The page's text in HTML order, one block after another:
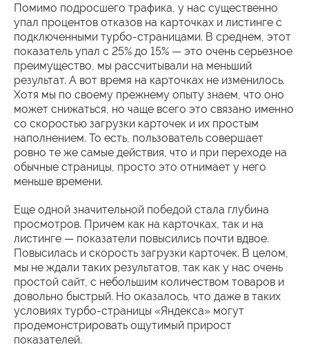
Помимо подросшего трафика, у нас существенно
упал процентов отказов на карточках и листинге с
подключенными турбо-страницами. В среднем, этот
показатель упал с 25% до 15% — это очень серьезное
преимущество, мы рассчитывали на меньший
результат. А вот время на карточках не изменилось.
Хотя мы по своему прежнему опыту знаем, что оно
может снижаться, но чаще всего это связано именно
со скоростью загрузки карточек и их простым
наполнением. То есть, пользователь совершает
ровно те же самые действия, что и при переходе на
обычные страницы, просто это отнимает у него
меньше времени.
Еще одной значительной победой стала глубина
просмотров. Причем как на карточках, так и на
листинге — показатели повысились почти вдвое.
Повысилась и скорость загрузки карточек. В целом,
мы не ждали таких результатов, так как у нас очень
простой сайт, с небольшим количеством товаров и
довольно быстрый. Но оказалось, что даже в таких
условиях турбо-страницы «Яндекса» могут
продемонстрировать ощутимый прирост
показателей.